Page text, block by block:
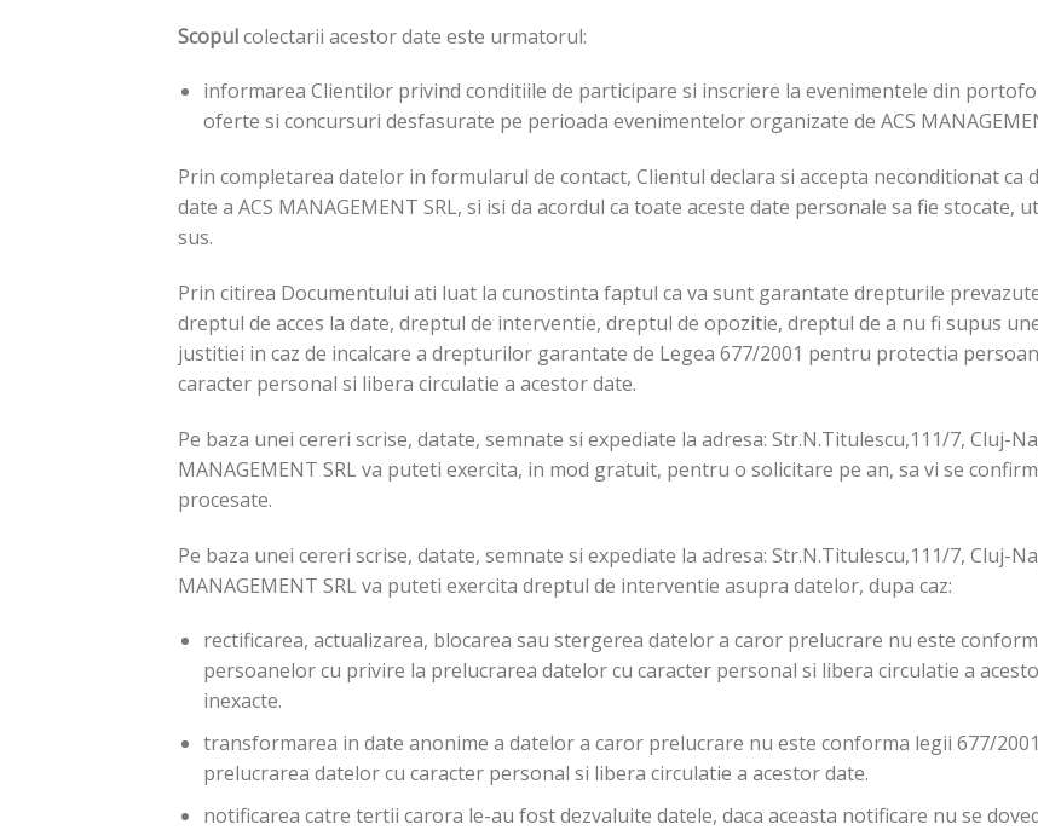
Scopulcolectarii acestor date este urmatorul:
informarea Clientilor privind conditiile de participare si inscriere la evenimentele din
oferte si concursuri desfasurate pe perioada evenimentelor organizate de ACS
Prin completarea datelor in formularul de contact, Clientul declara si accepta neconditionat ca
date a ACS MANAGEMENT SRL, si isi da acordul ca toate aceste date personale sa fie
sus.
Prin citirea Documentului ati luat la cunostinta faptul ca va sunt garantate drepturile
dreptul de acces la date, dreptul de interventie, dreptul de opozitie, dreptul de a nu fi supus
justitiei in caz de incalcare a drepturilor garantate de Legea 677/2001 pentru protectia
caracter personal si libera circulatie a acestor date.
Pe baza unei cereri scrise, datate, semnate si expediate la adresa: Str.N.Titulescu,111/7, Cluj-
MANAGEMENT SRL va puteti exercita, in mod gratuit, pentru o solicitare pe an, sa vi se
procesate.
Pe baza unei cereri scrise, datate, semnate si expediate la adresa: Str.N.Titulescu,111/7, Cluj-
MANAGEMENT SRL va puteti exercita dreptul de interventie asupra datelor, dupa caz:
rectificarea, actualizarea, blocarea sau stergerea datelor a caror prelucrare nu este
persoanelor cu privire la prelucrarea datelor cu caracter personal si libera circulatie a
inexacte.
transformarea in date anonime a datelor a caror prelucrare nu este conforma legii 677/
prelucrarea datelor cu caracter personal si libera circulatie a acestor date.
notificarea catre tertii carora le-au fost dezvaluite datele, daca aceasta notificare nu se